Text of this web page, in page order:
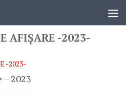
AFIȘARE -2023-
-2023-
– 2023